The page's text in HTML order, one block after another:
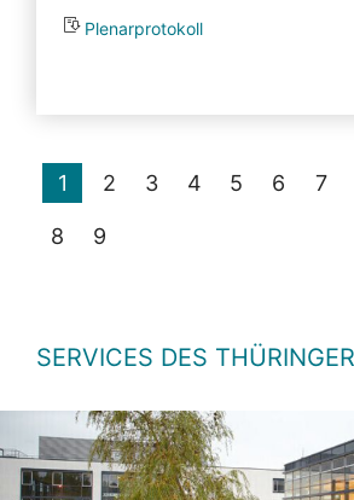
Plenarprotokoll
1 2 3 4 5 6 7
8 9
SERVICES DES